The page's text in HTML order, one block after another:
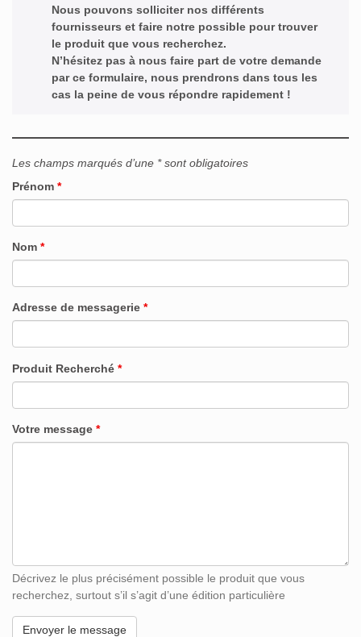
Nous pouvons solliciter nos différents
fournisseurs et faire notre possible pour trouver
le produit que vous recherchez.
N’hésitez pas à nous faire part de votre demande
par ce formulaire, nous prendrons dans tous les
cas la peine de vous répondre rapidement !
Les champs marqués d’une * sont obligatoires
Prénom *
Nom *
Adresse de messagerie *
Produit Recherché *
Votre message *
Décrivez le plus précisément possible le produit que vous
recherchez, surtout s’il s’agit d’une édition particulière